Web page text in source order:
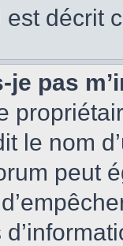
décrit
je pas
le nom
peut